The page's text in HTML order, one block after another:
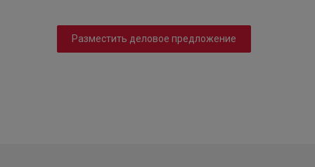
Разместить деловое предложение